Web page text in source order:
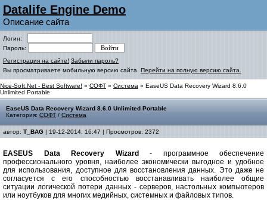
Datalife Engine Demo
Описание сайта
Логин:
Пароль:
Регистрация на сайте! Забыли пароль?
Вы просматриваете мобильную версию сайта. Перейти на полную версию сайта.
Nice-Soft.Net - Best Software! » СОФТ » Система » EaseUS Data Recovery Wizard 8.6.0
Unlimited Portable
EaseUS Data Recovery Wizard 8.6.0 Unlimited Portable
Категория: СОФТ / Система
автор: T_BAG | 19-12-2014, 16:47 | Просмотров: 2372
EASEUS Data Recovery Wizard
- программное обеспечение
профессионального уровня, наиболее экономически выгодное и удобное
для использования, доступное для восстановления данных. Это даже не
согласуется с его способностью восстанавливать наиболее общие
ситуации логической потери данных - серверов, настольных компьютеров
или ноутбуков для многих медийных, системных и файловых типов.